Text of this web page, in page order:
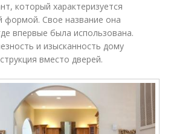
который характеризуется
формой. Свое название она
впервые была использована.
и изысканность дому
вместо дверей.